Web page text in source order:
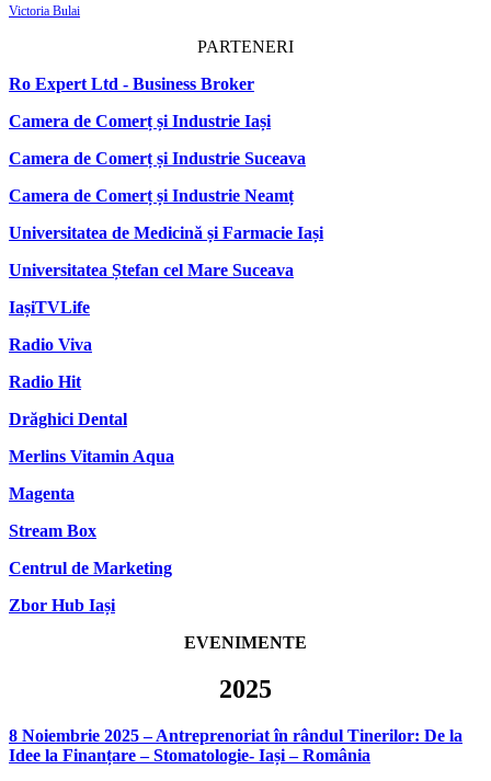
Victoria Bulai
PARTENERI
Ro Expert Ltd - Business Broker
Camera de Comerț și Industrie Iași
Camera de Comerț și Industrie Suceava
Camera de Comerț și Industrie Neamț
Universitatea de Medicină și Farmacie Iași
Universitatea Ștefan cel Mare Suceava
IașiTVLife
Radio Viva
Radio Hit
Drăghici Dental
Merlins Vitamin Aqua
Magenta
Stream Box
Centrul de Marketing
Zbor Hub Iași
EVENIMENTE
2025
8 Noiembrie 2025 – Antreprenoriat în rândul Tinerilor: De la
Idee la Finanțare – Stomatologie- Iași – România